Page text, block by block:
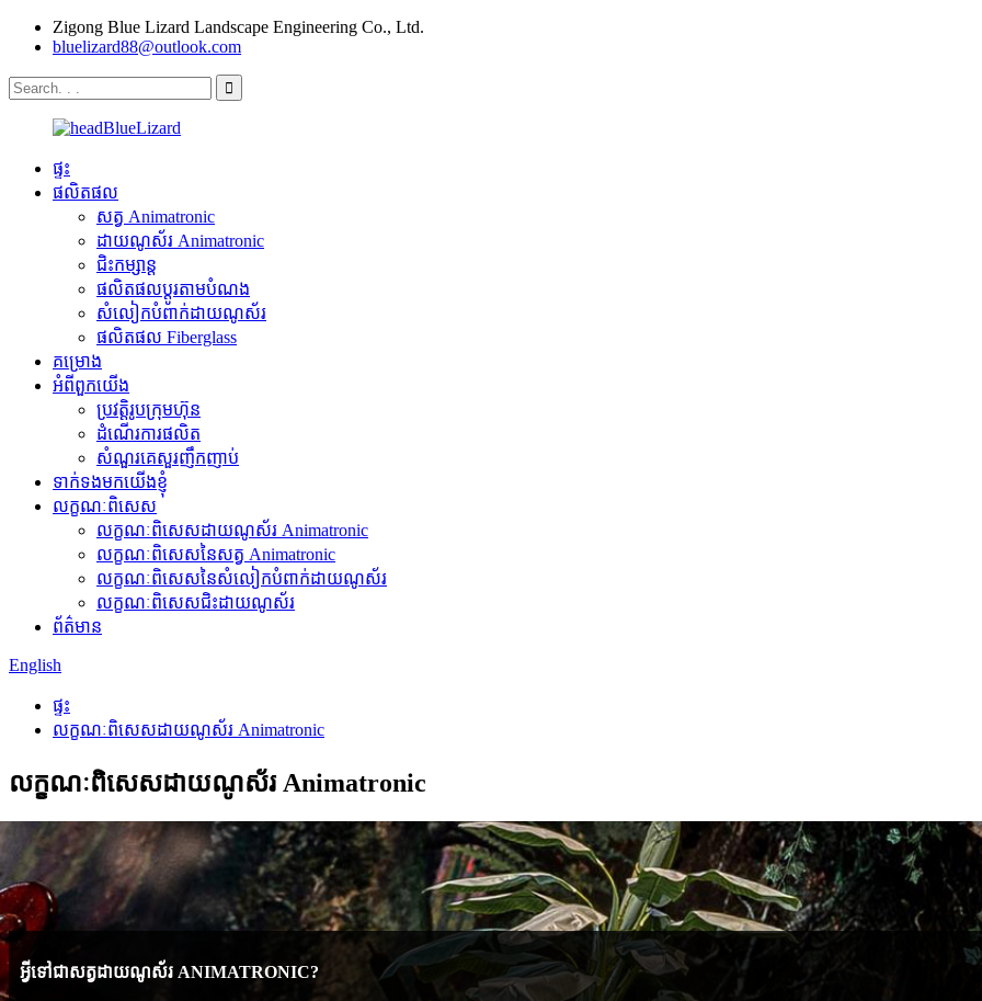
Zigong Blue Lizard Landscape Engineering Co., Ltd.
bluelizard88@outlook.com
ផ្ទះ
ផលិតផល
សត្វ Animatronic
ដាយណូស័រ Animatronic
ជិះកម្សាន្ត
ផលិតផលប្ដូរតាមបំណង
សំលៀកបំពាក់ដាយណូស័រ
ផលិតផល Fiberglass
គម្រោង
អំពីពួកយើង
ប្រវត្តិរូបក្រុមហ៊ុន
ដំណើរការផលិត
សំណួរគេសួរញឹកញាប់
ទាក់ទងមកយើងខ្ញុំ
លក្ខណៈពិសេស
លក្ខណៈពិសេសដាយណូស័រ Animatronic
លក្ខណៈពិសេសនៃសត្វ Animatronic
លក្ខណៈពិសេសនៃសំលៀកបំពាក់ដាយណូស័រ
លក្ខណៈពិសេសជិះដាយណូស័រ
ព័ត៌មាន
English
ផ្ទះ
លក្ខណៈពិសេសដាយណូស័រ Animatronic
លក្ខណៈពិសេសដាយណូស័រ Animatronic
អ្វី​ទៅ​ជា​សត្វ​ដាយ​ណូ​ស័​រ ANIMATRONIC?